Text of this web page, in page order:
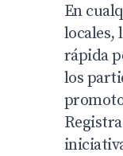
En
locales,
rápida
los